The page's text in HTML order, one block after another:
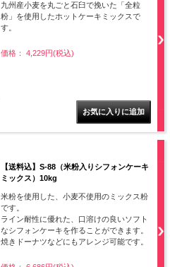
九州産小麦を丸ごと石臼で挽いた「全粒
粉」を使用したホットケーキミックスで
す。
価格： 4,229円(税込)
【送料込】S-88（米粉入りシフォンケーキ
ミックス）10kg
米粉を使用した、小麦不使用のミックス粉
です。
ライン耐性に優れた、口溶けの良いソフト
なシフォンケーキを作ることができます。
焼きドーナツなどにもアレンジ可能です。